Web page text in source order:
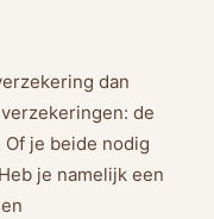
dan
de
je beide nodig
je namelijk een